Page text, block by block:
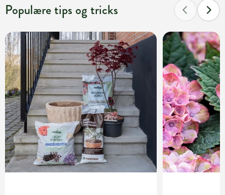
Populære tips og tricks